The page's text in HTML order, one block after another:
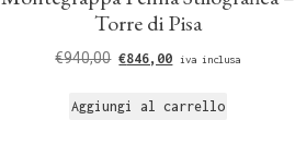
Torre di Pisa
€940,00 €846,00 iva inclusa
Aggiungi al carrello